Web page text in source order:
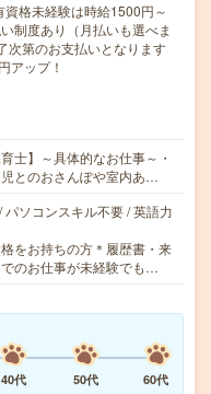
格未経験は時給1500円～
制度あり（月払いも選べま
次第のお支払いとなります
アップ！
士】～具体的なお仕事～・
とのおさんぽや室内あ…
ソコンスキル不要 / 英語力
をお持ちの方＊履歴書・来
のお仕事が未経験でも…
40代 50代
60代